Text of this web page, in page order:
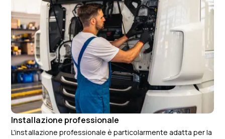
Installazione professionale
L'installazione professionale è particolarmente adatta per la